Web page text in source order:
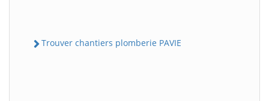
Trouver chantiers plomberie PAVIE